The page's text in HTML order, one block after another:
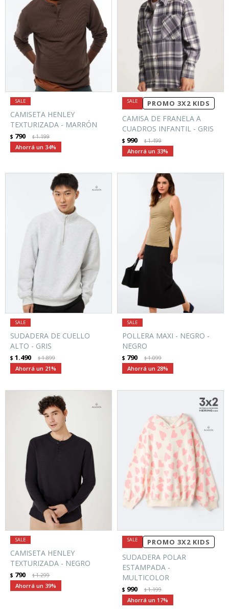
CAMISETA HENLEY
TEXTURIZADA - MARRÓN
$ 790 $1.199
34
PROMO 3X2 KIDS
CAMISA DE FRANELA A
CUADROS INFANTIL - GRIS
$ 990 $1.499
33
SUDADERA DE CUELLO
ALTO - GRIS
$ 1.490 $1.899
21
POLLERA MAXI - NEGRO -
NEGRO
$ 790 $1.099
28
CAMISETA HENLEY
TEXTURIZADA - NEGRO
$ 790 $1.299
39
PROMO 3X2 KIDS
SUDADERA POLAR
ESTAMPADA -
MULTICOLOR
$ 990 $1.199
17